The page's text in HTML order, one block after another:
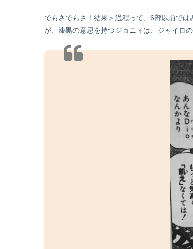
でもさでもさ！結果＞過程って、6部以前で
が、漆黒の意思を持つジョニィは、ジャイロ